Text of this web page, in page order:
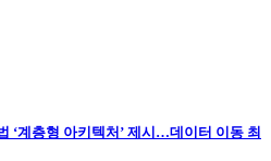
‘계층형 아키텍처’ 제시…데이터 이동 최